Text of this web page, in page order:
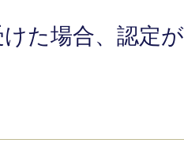
た場合、認定